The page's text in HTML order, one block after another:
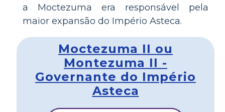
a Moctezuma era responsável pela
maior expansão do Império Asteca.
Moctezuma II ou
Montezuma II -
Governante do Império
Asteca